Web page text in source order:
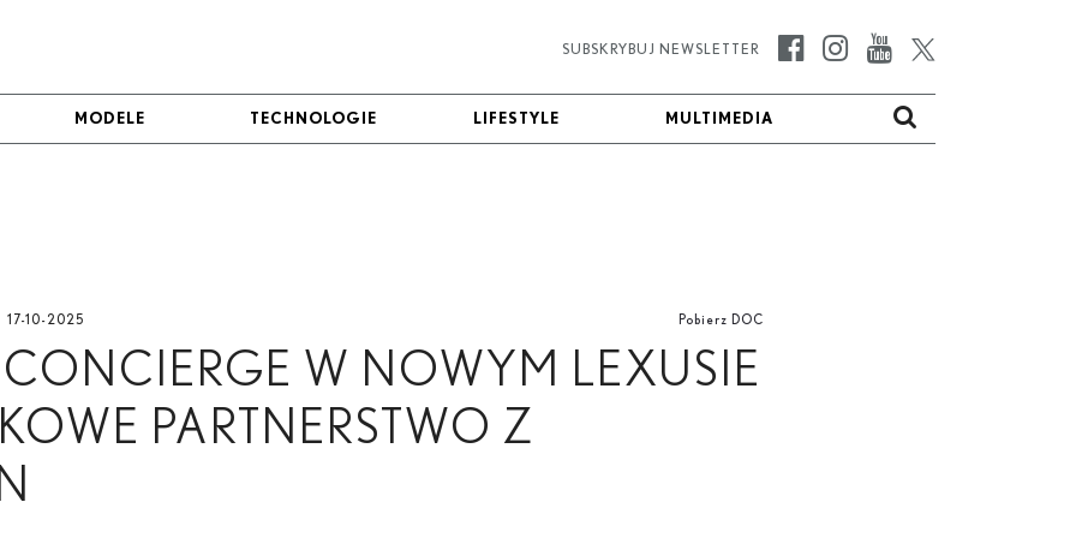
MODELE TECHNOLOGIE LIFESTYLE MULTIMEDIA
SUBSKRYBUJ NEWSLETTER
MODELE TECHNOLOGIE LIFESTYLE MULTIMEDIA
17-10-2025 Pobierz DOC
CONCIERGE W NOWYM LEXUSIE
PARTNERSTWO Z